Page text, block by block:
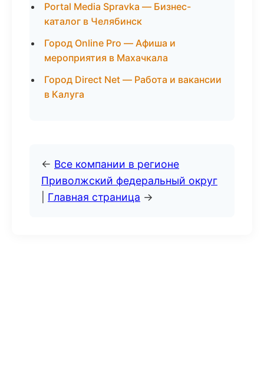
Portal Media Spravka — Бизнес-
каталог в Челябинск
Город Online Pro — Афиша и
мероприятия в Махачкала
Город Direct Net — Работа и вакансии
в Калуга
← Все компании в регионе
Приволжский федеральный округ
Главная страница →